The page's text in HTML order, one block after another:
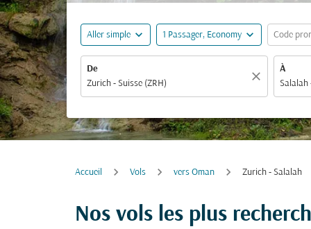
Aller simple expand_more 1 Passager, Economy expand_more Code
De
close
À
Accueil Vols vers Oman Zurich - Salalah
Nos vols les plus
Essayez un autre mois ou interagissez avec